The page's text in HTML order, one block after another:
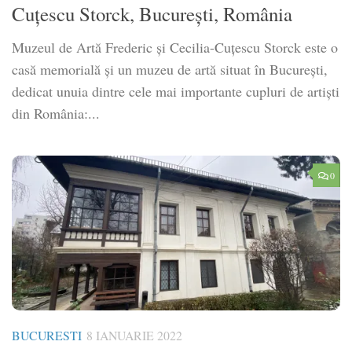
Cuțescu Storck, București, România
Muzeul de Artă Frederic și Cecilia-Cuțescu Storck este o
casă memorială și un muzeu de artă situat în București,
dedicat unuia dintre cele mai importante cupluri de artiști
din România:...
0
BUCURESTI 8 IANUARIE 2022